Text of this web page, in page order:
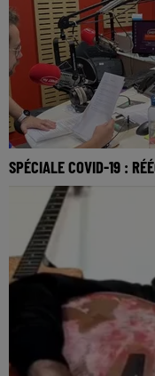
SPÉCIALE COVID-19 :